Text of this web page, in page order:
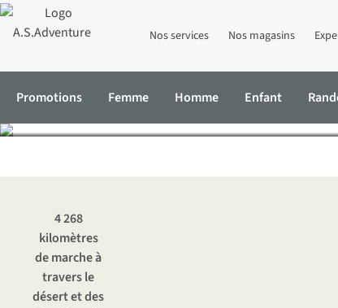
Nos services Nos magasins
Promotions Femme Homme Enfant
Accueil Expertise & Conseils Pacific Crest Trail : à pied du
Pacific
4 268
kilomètres
de marche à
travers le
désert et des